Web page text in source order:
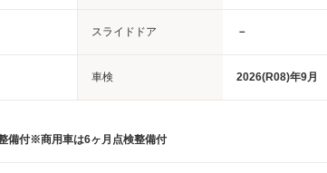
スライドドア －
車検 2026(R08)年9月
備付※商用車は6ヶ月点検整備付